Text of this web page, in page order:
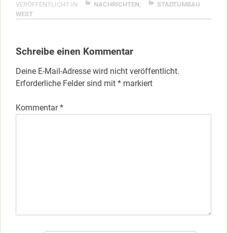
VERÖFFENTLICHT IN NACHRICHTEN,
STADTUMBAU
WEST
Schreibe einen Kommentar
Deine E-Mail-Adresse wird nicht veröffentlicht.
Erforderliche Felder sind mit * markiert
Kommentar*